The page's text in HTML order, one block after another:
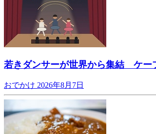
若きダンサーが世界から集結 ケー
おでかけ 2026年8月7日